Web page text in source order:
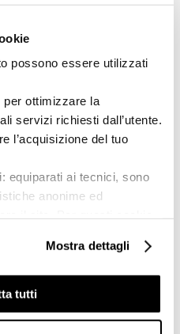
possono essere utilizzati
ottimizzare la
servizi richiesti dall’utente.
l’acquisizione del tuo
equiparati ai tecnici, sono
anonime ed
sono utilizzati, solo
le tue abitudini di
avvisi pubblicitari mirati, in
Mostra dettagli
tutti
MQ